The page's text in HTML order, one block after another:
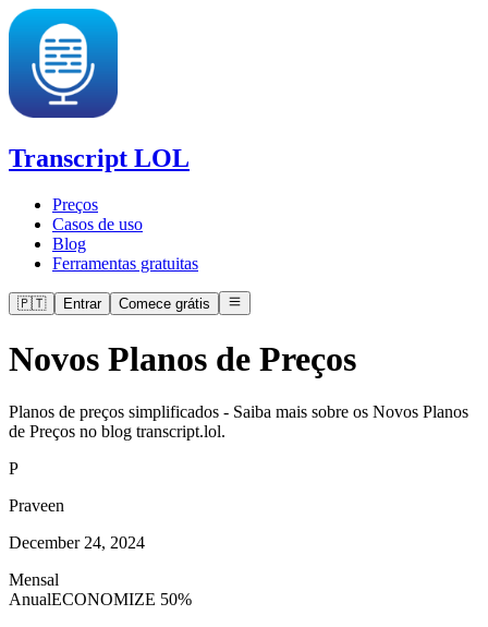
Transcript LOL
Preços
Casos de uso
Blog
Ferramentas gratuitas
🇵🇹 Entrar Comece grátis
Novos Planos de Preços
Planos de preços simplificados - Saiba mais sobre os Novos Planos
de Preços no blog transcript.lol.
P
Praveen
December 24, 2024
Mensal
AnualECONOMIZE 50%